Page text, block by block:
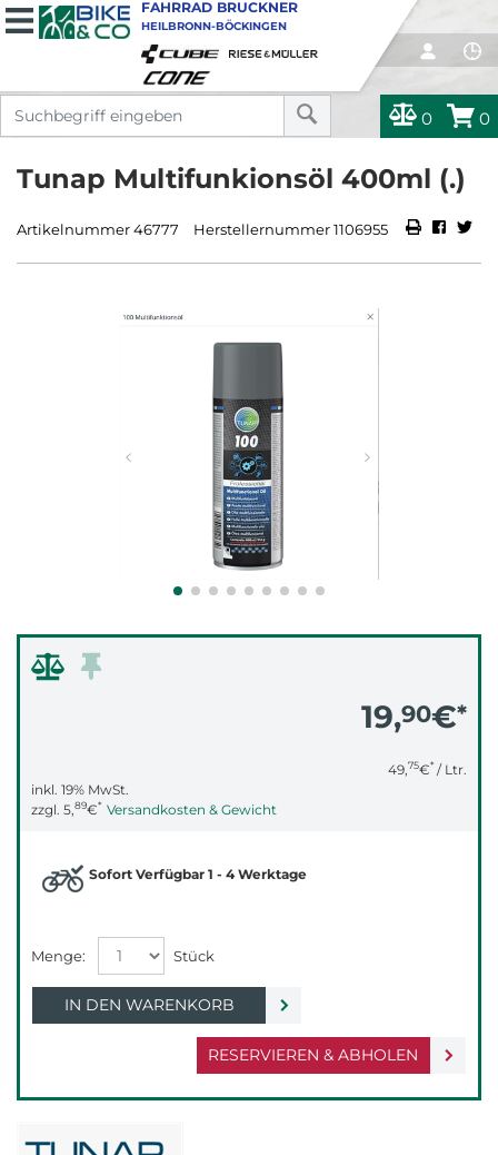
0 0
FAHRRAD BRUCKNER
HEILBRONN-BÖCKINGEN
Tunap Multifunkionsöl 400ml (.)
Artikelnummer 46777 Herstellernummer 1106955
19,90€*
49,75€* / Ltr.
inkl. 19% MwSt.
zzgl. 5,89€* Versandkosten & Gewicht
RESERVIEREN & ABHOLEN
Sofort Verfügbar 1 - 4 Werktage
IN DEN WARENKORB